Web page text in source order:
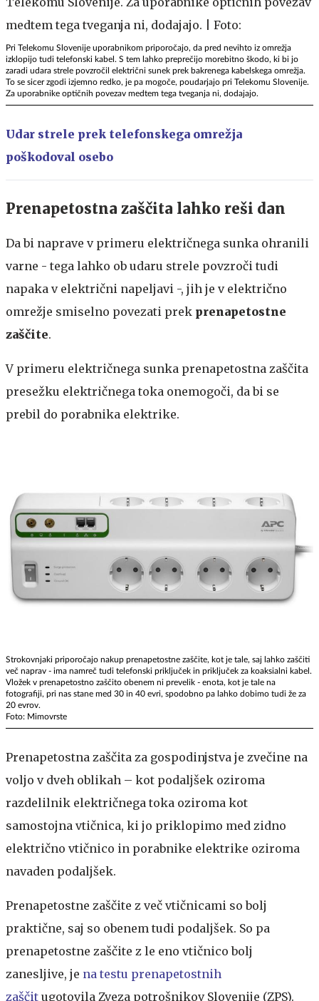
Pri Telekomu Slovenije uporabnikom priporočajo, da pred nevihto iz omrežja
izklopijo tudi telefonski kabel. S tem lahko preprečijo morebitno škodo, ki bi jo
zaradi udara strele povzročil električni sunek prek bakrenega kabelskega omrežja.
To se sicer zgodi izjemno redko, je pa mogoče, poudarjajo pri Telekomu Slovenije.
Za uporabnike optičnih povezav medtem tega tveganja ni, dodajajo.
Udar strele prek telefonskega omrežja
poškodoval osebo
Prenapetostna zaščita lahko reši dan
Da bi naprave v primeru električnega sunka ohranili
varne - tega lahko ob udaru strele povzroči tudi
napaka v električni napeljavi -, jih je v električno
omrežje smiselno povezati prek prenapetostne
zaščite.
V primeru električnega sunka prenapetostna zaščita
presežku električnega toka onemogoči, da bi se
prebil do porabnika elektrike.
Strokovnjaki priporočajo nakup prenapetostne zaščite, kot je tale, saj lahko zaščiti
več naprav - ima namreč tudi telefonski priključek in priključek za koaksialni kabel.
Vložek v prenapetostno zaščito obenem ni prevelik - enota, kot je tale na
fotografiji, pri nas stane med 30 in 40 evri, spodobno pa lahko dobimo tudi že za
20 evrov.
Foto: Mimovrste
Prenapetostna zaščita za gospodinjstva je zvečine na
voljo v dveh oblikah – kot podaljšek oziroma
razdelilnik električnega toka oziroma kot
samostojna vtičnica, ki jo priklopimo med zidno
električno vtičnico in porabnike elektrike oziroma
navaden podaljšek.
Prenapetostne zaščite z več vtičnicami so bolj
praktične, saj so obenem tudi podaljšek. So pa
prenapetostne zaščite z le eno vtičnico bolj
zanesljive, je na testu prenapetostnih
zaščit ugotovila Zveza potrošnikov Slovenije (ZPS).